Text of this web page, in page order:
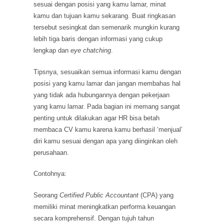
sesuai dengan posisi yang kamu lamar, minat
kamu dan tujuan kamu sekarang. Buat ringkasan
tersebut sesingkat dan semenarik mungkin kurang
lebih tiga baris dengan informasi yang cukup
lengkap daneye chatching.
Tipsnya, sesuaikan semua informasi kamu dengan
posisi yang kamu lamar dan jangan membahas hal
yang tidak ada hubungannya dengan pekerjaan
yang kamu lamar. Pada bagian ini memang sangat
penting untuk dilakukan agar HR bisa betah
membaca CV kamu karena kamu berhasil ‘menjual’
diri kamu sesuai dengan apa yang diinginkan oleh
perusahaan.
Contohnya:
SeorangCertified Public Accountant(CPA) yang
memiliki minat meningkatkan performa keuangan
secara komprehensif. Dengan tujuh tahun